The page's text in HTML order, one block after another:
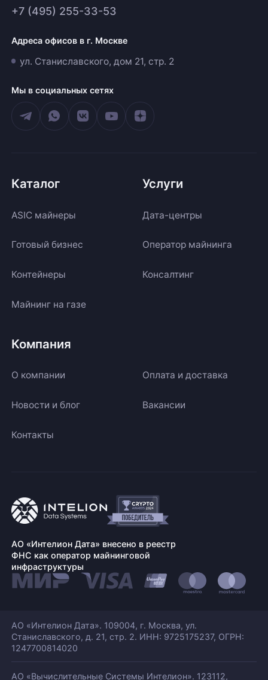
+7 (495) 255-33-53
Адреса офисов в г. Москве
ул. Станиславского, дом 21, стр. 2
Мы в социальных сетях
Каталог
ASIC майнеры
Готовый бизнес
Контейнеры
Майнинг на газе
Услуги
Дата-центры
Оператор майнинга
Консалтинг
Компания
О компании Оплата и доставка
Новости и блог Вакансии
Контакты
АО «Интелион Дата» внесено в реестр
ФНС как оператор майнинговой
инфраструктуры
АО «Интелион Дата». 109004, г. Москва, ул.
Станиславского, д. 21, стр. 2. ИНН: 9725175237, ОГРН:
1247700814020
АО «Вычислительные Системы Интелион». 123112,